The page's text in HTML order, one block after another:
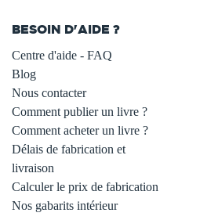
BESOIN D'AIDE ?
Centre d'aide - FAQ
Blog
Nous contacter
Comment publier un livre ?
Comment acheter un livre ?
Délais de fabrication et
livraison
Calculer le prix de fabrication
Nos gabarits intérieur